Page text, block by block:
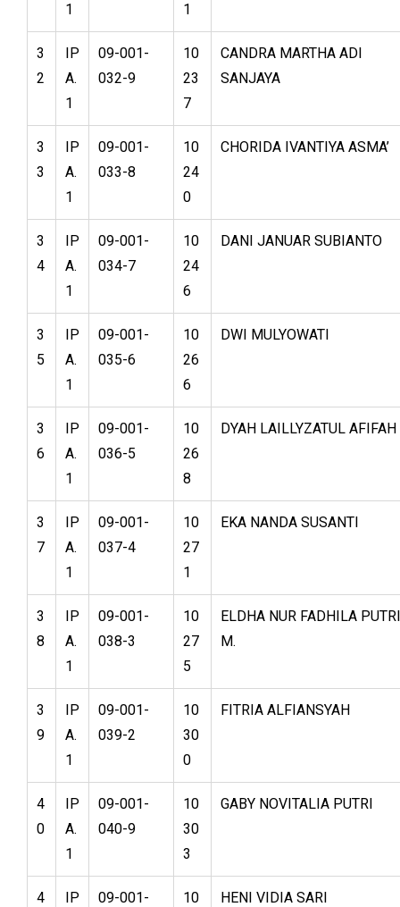
1
1
3
2
IP
A.
1
09-001-
032-9
10
23
7
CANDRA MARTHA ADI
SANJAYA
3
3
IP
A.
1
09-001-
033-8
10
24
0
CHORIDA IVANTIYA ASMA’
3
4
IP
A.
1
09-001-
034-7
10
24
6
DANI JANUAR SUBIANTO
3
5
IP
A.
1
09-001-
035-6
10
26
6
DWI MULYOWATI
3
6
IP
A.
1
09-001-
036-5
10
26
8
DYAH LAILLYZATUL AFIFAH
3
7
IP
A.
1
09-001-
037-4
10
27
1
EKA NANDA SUSANTI
3
8
IP
A.
1
09-001-
038-3
10
27
5
ELDHA NUR FADHILA PUTRI
M.
3
9
IP
A.
1
09-001-
039-2
10
30
0
FITRIA ALFIANSYAH
4
0
IP
A.
1
09-001-
040-9
10
30
3
GABY NOVITALIA PUTRI
4
IP
09-001-
10
HENI VIDIA SARI